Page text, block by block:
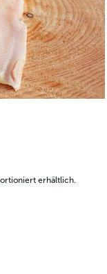
erhältlich.